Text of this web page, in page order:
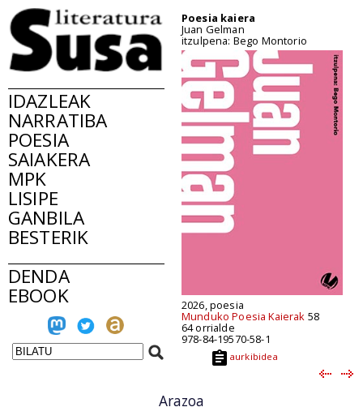
IDAZLEAK
NARRATIBA
POESIA
SAIAKERA
MPK
LISIPE
GANBILA
BESTERIK
DENDA
EBOOK
Poesia kaiera
Juan Gelman
itzulpena: Bego Montorio
2026, poesia
Munduko Poesia Kaierak 58
64 orrialde
978-84-19570-58-1
aurkibidea
Arazoa